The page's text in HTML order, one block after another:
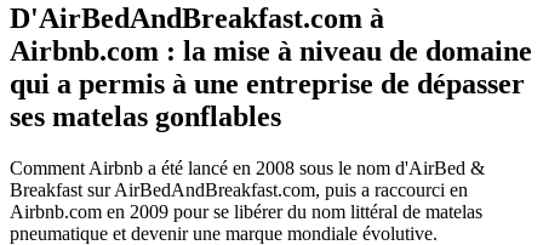
D'AirBedAndBreakfast.com à
Airbnb.com : la mise à niveau de domaine
qui a permis à une entreprise de dépasser
ses matelas gonflables
Comment Airbnb a été lancé en 2008 sous le nom d'AirBed &
Breakfast sur AirBedAndBreakfast.com, puis a raccourci en
Airbnb.com en 2009 pour se libérer du nom littéral de matelas
pneumatique et devenir une marque mondiale évolutive.